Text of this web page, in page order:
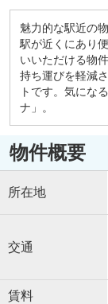
魅力的な駅近の
駅が近くにあり
いいただける物
持ち運びを軽減
トです。気にな
ナ」。
物件概要
所在地
交通
賃料